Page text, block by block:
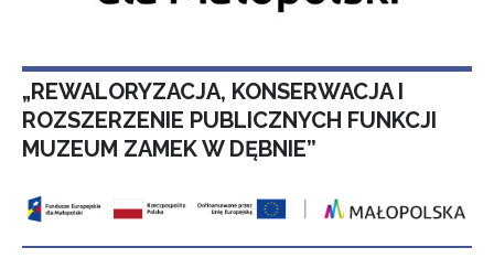
„REWALORYZACJA, KONSERWACJA I
ROZSZERZENIE PUBLICZNYCH FUNKCJI
MUZEUM ZAMEK W DĘBNIE”